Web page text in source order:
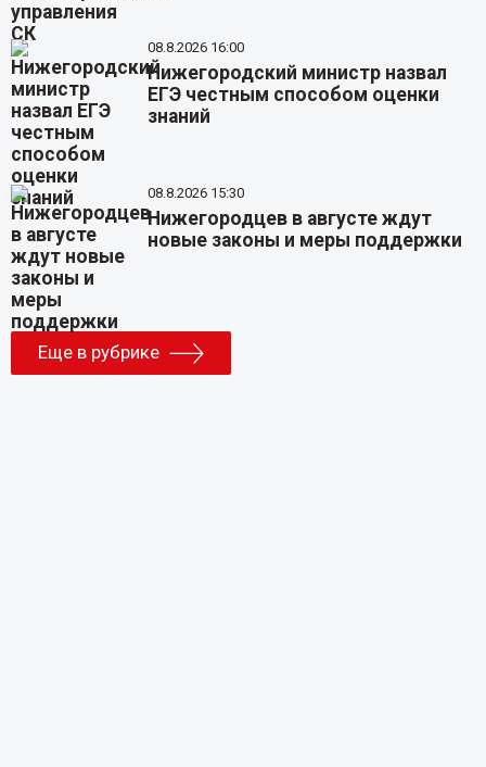
08.8.2026 16:00
Нижегородский министр назвал
ЕГЭ честным способом оценки
знаний
08.8.2026 15:30
Нижегородцев в августе ждут
новые законы и меры поддержки
Еще в рубрике